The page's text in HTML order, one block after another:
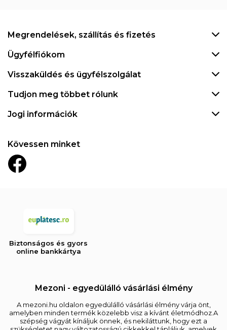
Megrendelések, szállítás és fizetés
Ügyfélfiókom
Visszaküldés és ügyfélszolgálat
Tudjon meg többet rólunk
Jogi információk
Kövessen minket
Biztonságos és gyors
online bankkártya
Mezoni - egyedülálló vásárlási élmény
A mezoni.hu oldalon egyedülálló vásárlási élmény várja önt,
amelyben minden termék közelebb visz a kívánt életmódhoz.A
szépség vágyát kínáljuk önnek, és nekiláttunk, hogy ezt a